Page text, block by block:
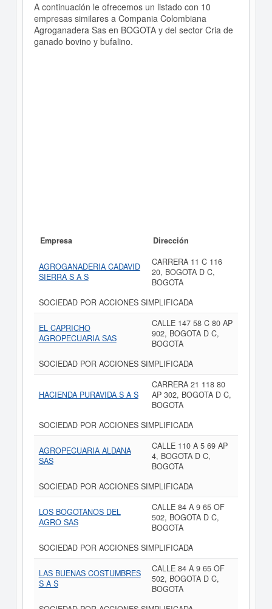
A continuación le ofrecemos un listado con 10
empresas similares a Compania Colombiana
Agroganadera Sas en BOGOTA y del sector Cria de
ganado bovino y bufalino.
Empresa Dirección
AGROGANADERIA CADAVID
SIERRA S A S
CARRERA 11 C 116
20, BOGOTA D C,
BOGOTA
SOCIEDAD POR ACCIONES SIMPLIFICADA
EL CAPRICHO
AGROPECUARIA SAS
CALLE 147 58 C 80 AP
902, BOGOTA D C,
BOGOTA
SOCIEDAD POR ACCIONES SIMPLIFICADA
HACIENDA PURAVIDA S A S
CARRERA 21 118 80
AP 302, BOGOTA D C,
BOGOTA
SOCIEDAD POR ACCIONES SIMPLIFICADA
AGROPECUARIA ALDANA
SAS
CALLE 110 A 5 69 AP
4, BOGOTA D C,
BOGOTA
SOCIEDAD POR ACCIONES SIMPLIFICADA
LOS BOGOTANOS DEL
AGRO SAS
CALLE 84 A 9 65 OF
502, BOGOTA D C,
BOGOTA
SOCIEDAD POR ACCIONES SIMPLIFICADA
LAS BUENAS COSTUMBRES
S A S
CALLE 84 A 9 65 OF
502, BOGOTA D C,
BOGOTA